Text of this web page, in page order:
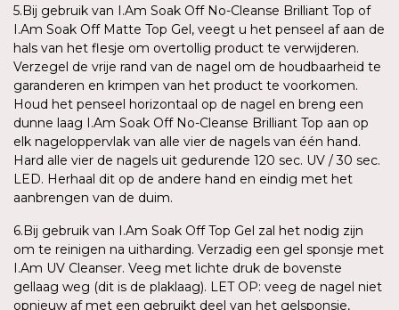
5.Bij gebruik van I.Am Soak Off No-Cleanse Brilliant Top of
I.Am Soak Off Matte Top Gel, veegt u het penseel af aan de
hals van het flesje om overtollig product te verwijderen.
Verzegel de vrije rand van de nagel om de houdbaarheid te
garanderen en krimpen van het product te voorkomen.
Houd het penseel horizontaal op de nagel en breng een
dunne laag I.Am Soak Off No-Cleanse Brilliant Top aan op
elk nageloppervlak van alle vier de nagels van één hand.
Hard alle vier de nagels uit gedurende 120 sec. UV / 30 sec.
LED. Herhaal dit op de andere hand en eindig met het
aanbrengen van de duim.
6.Bij gebruik van I.Am Soak Off Top Gel zal het nodig zijn
om te reinigen na uitharding. Verzadig een gel sponsje met
I.Am UV Cleanser. Veeg met lichte druk de bovenste
gellaag weg (dit is de plaklaag). LET OP: veeg de nagel niet
opnieuw af met een gebruikt deel van het gelsponsje,